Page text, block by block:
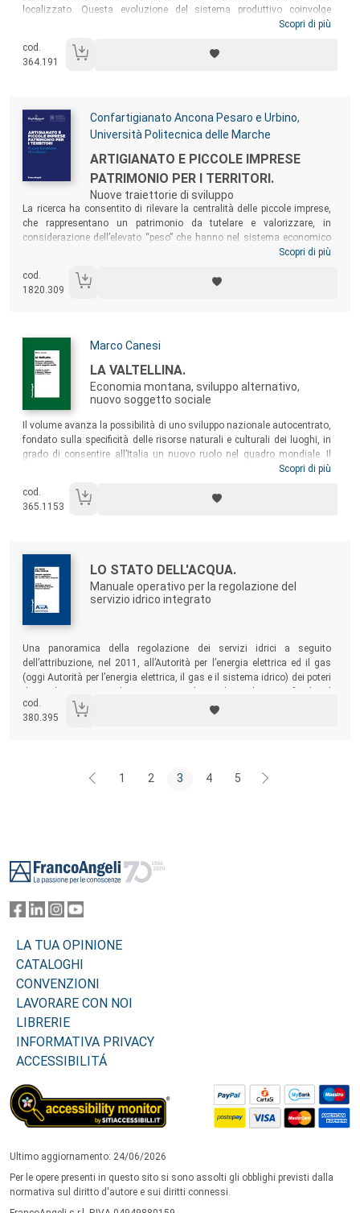
localizzato. Questa evoluzione del sistema produttivo coinvolge
anche le organizzazioni criminali e necessariamente le politiche di
adottati dalle organizzazioni criminali; le ricerche presenti in questo
volume ricorrono nelle loro analisi alle tecnologie della conoscenza e
Scopri di più
cod.
364.191
Autori:
Confartigianato Ancona Pesaro e Urbino,
Università Politecnica delle Marche
Titolo:
ARTIGIANATO E PICCOLE IMPRESE
PATRIMONIO PER I TERRITORI.
Nuove traiettorie di sviluppo
Sommario:
La ricerca ha consentito di rilevare la centralità delle piccole imprese,
che rappresentano un patrimonio da tutelare e valorizzare, in
considerazione dell’elevato “peso” che hanno nel sistema economico
nazionale e in particolare in alcune Regioni. Risulta evidente e
vita” di questa tipologia di imprese: realizzando interventi di
diminuzione del costo del lavoro e di riduzione della tassazione,
Scopri di più
cod.
1820.309
Autori:
Marco Canesi
Titolo:
LA VALTELLINA.
Economia montana, sviluppo alternativo,
nuovo soggetto sociale
Sommario:
Il volume avanza la possibilità di uno sviluppo nazionale autocentrato,
fondato sulla specificità delle risorse naturali e culturali dei luoghi, in
grado di consentire all’Italia un nuovo ruolo nel quadro mondiale. Il
testo sostiene il suo assunto immaginando una politica degli
tra quelle in cui, per ragioni strutturali, appare più arduo il compito di
innescare un adeguato processo di sviluppo.
Scopri di più
cod.
365.1153
Autori:
Titolo:
LO STATO DELL'ACQUA.
Manuale operativo per la regolazione del
servizio idrico integrato
Una panoramica della regolazione dei servizi idrici a seguito
dell’attribuzione, nel 2011, all’Autorità per l’energia elettrica ed il gas
(oggi Autorità per l’energia elettrica, il gas e il sistema idrico) dei poteri
tema della regolazione multilivello del Servizio Idrico Integrato, con
particolare attenzione al ruolo del regolatore locale.
cod.
380.395
1 2 3 4 5
LA TUA OPINIONE
CATALOGHI
CONVENZIONI
LAVORARE CON NOI
LIBRERIE
INFORMATIVA PRIVACY
ACCESSIBILITÁ
Ultimo aggiornamento: 24/06/2026
Per le opere presenti in questo sito si sono assolti gli obblighi previsti dalla
normativa sul diritto d'autore e sui diritti connessi.